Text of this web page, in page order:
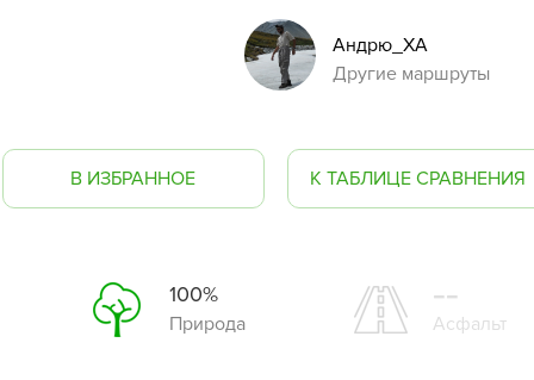
Андрю_ХА
Другие маршруты
В ИЗБРАННОЕ К ТАБЛИЦЕ СРАВНЕНИЯ
100%
Природа
--
Асфальт